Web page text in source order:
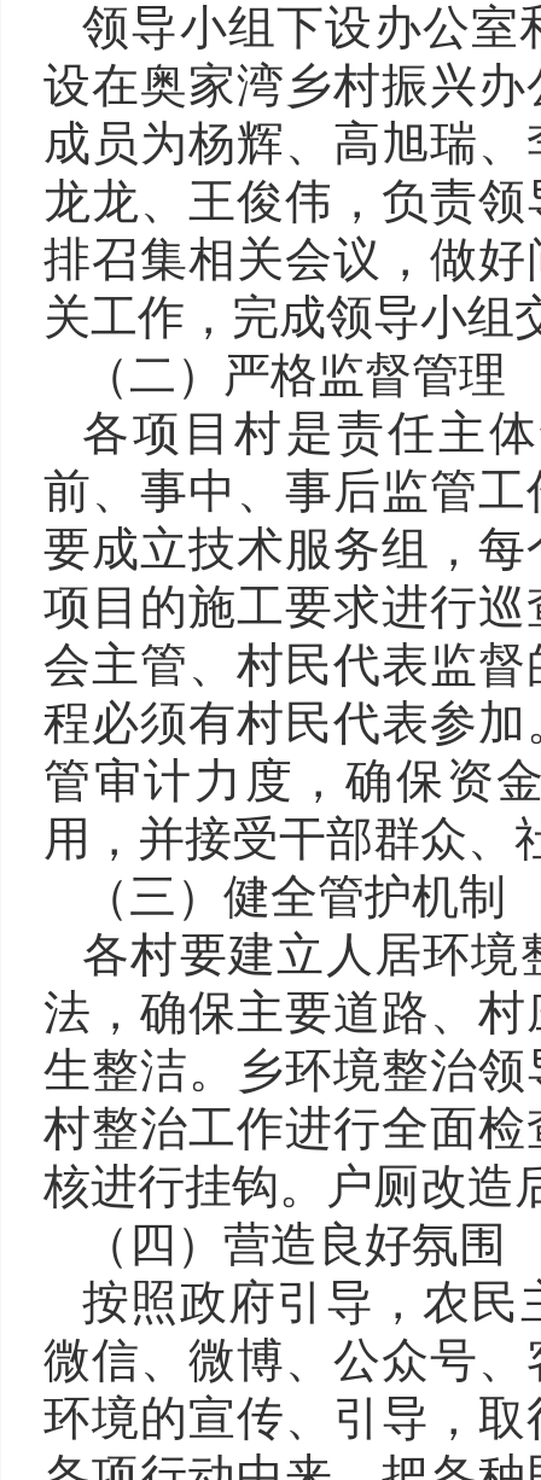
领导小组下设办公室
设在奥家湾乡村振兴办
成员为杨辉、高旭瑞
龙龙、王俊伟， 负责领
排召集相关会议，做
关工作，完成领导小组
（二）严格监督管理
各项目村是责任主
前、事中、事后监管工
要成立技术服务组，
项目的施工要求进行巡
会主管、村民代表监
程必须有村民代表参加
管审计力度，确保资
用，并接受干部群众、
（三）健全管护机制
各村要建立 人居环境
法，确保主要道路、 村
生整洁。
乡环境整治
村整治工作进行全面
核进行挂钩。户厕改造
（ 四 ）营造良好氛围
按照政府引导，农民
微信、微博、公众号
环境的宣传、引导，